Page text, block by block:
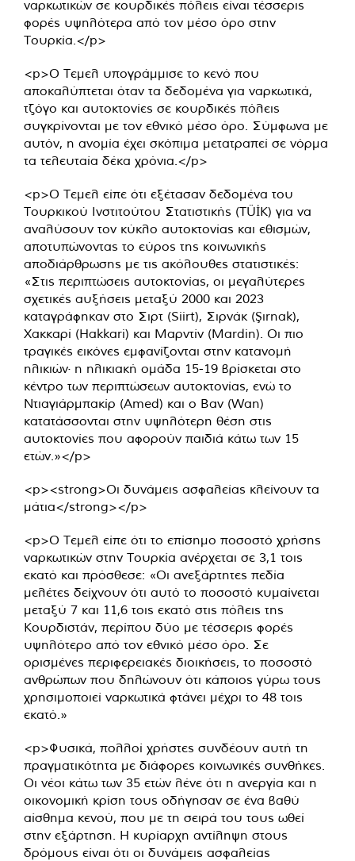
ναρκωτικών σε κουρδικές πόλεις είναι τέσσερις
φορές υψηλότερα από τον μέσο όρο στην
Τουρκία.</p>
<p>Ο Τεμελ υπογράμμισε το κενό που
αποκαλύπτεται όταν τα δεδομένα για ναρκωτικά,
τζόγο και αυτοκτονίες σε κουρδικές πόλεις
συγκρίνονται με τον εθνικό μέσο όρο. Σύμφωνα με
αυτόν, η ανομία έχει σκόπιμα μετατραπεί σε νόρμα
τα τελευταία δέκα χρόνια.</p>
<p>Ο Τεμελ είπε ότι εξέτασαν δεδομένα του
Τουρκικού Ινστιτούτου Στατιστικής (TÜİK) για να
αναλύσουν τον κύκλο αυτοκτονίας και εθισμών,
αποτυπώνοντας το εύρος της κοινωνικής
αποδιάρθρωσης με τις ακόλουθες στατιστικές:
«Στις περιπτώσεις αυτοκτονίας, οι μεγαλύτερες
σχετικές αυξήσεις μεταξύ 2000 και 2023
καταγράφηκαν στο Σιρτ (Siirt), Σιρνάκ (Şırnak),
Χακκαρί (Hakkari) και Μαρντίν (Mardin). Οι πιο
τραγικές εικόνες εμφανίζονται στην κατανομή
ηλικιών· η ηλικιακή ομάδα 15-19 βρίσκεται στο
κέντρο των περιπτώσεων αυτοκτονίας, ενώ το
Ντιαγιάρμπακίρ (Amed) και ο Βαν (Wan)
κατατάσσονται στην υψηλότερη θέση στις
αυτοκτονίες που αφορούν παιδιά κάτω των 15
ετών.»</p>
<p><strong>Οι δυνάμεις ασφαλείας κλείνουν τα
μάτια</strong></p>
<p>Ο Τεμελ είπε ότι το επίσημο ποσοστό χρήσης
ναρκωτικών στην Τουρκία ανέρχεται σε 3,1 τοις
εκατό και πρόσθεσε: «Οι ανεξάρτητες πεδία
μελέτες δείχνουν ότι αυτό το ποσοστό κυμαίνεται
μεταξύ 7 και 11,6 τοις εκατό στις πόλεις της
Κουρδιστάν, περίπου δύο με τέσσερις φορές
υψηλότερο από τον εθνικό μέσο όρο. Σε
ορισμένες περιφερειακές διοικήσεις, το ποσοστό
ανθρώπων που δηλώνουν ότι κάποιος γύρω τους
χρησιμοποιεί ναρκωτικά φτάνει μέχρι το 48 τοις
εκατό.»
<p>Φυσικά, πολλοί χρήστες συνδέουν αυτή τη
πραγματικότητα με διάφορες κοινωνικές συνθήκες.
Οι νέοι κάτω των 35 ετών λένε ότι η ανεργία και η
οικονομική κρίση τους οδήγησαν σε ένα βαθύ
αίσθημα κενού, που με τη σειρά του τους ωθεί
στην εξάρτηση. Η κυρίαρχη αντίληψη στους
δρόμους είναι ότι οι δυνάμεις ασφαλείας